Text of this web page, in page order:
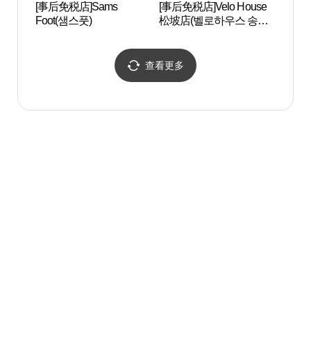
[事后免税店]Sams
Foot(샘스풋)
[事后免税店]Velo House
松坡店(벨로하우스 송파
查看更多